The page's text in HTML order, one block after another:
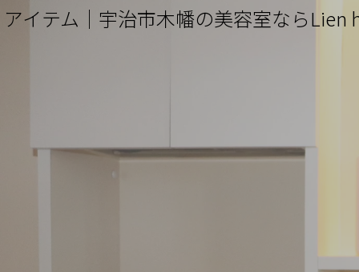
アイテム｜宇治市木幡の美容室ならLien